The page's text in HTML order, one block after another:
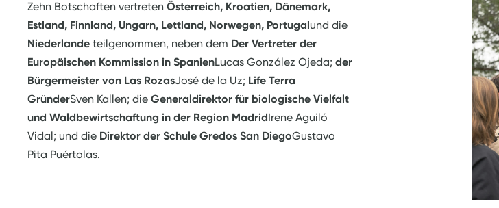
Zehn Botschaften vertreten Österreich, Kroatien, Dänemark,
Estland, Finnland, Ungarn, Lettland, Norwegen, Portugalund die
Niederlande teilgenommen, neben dem Der Vertreter der
Europäischen Kommission in SpanienLucas González Ojeda; der
Bürgermeister von Las RozasJosé de la Uz; Life Terra
GründerSven Kallen; die Generaldirektor für biologische Vielfalt
und Waldbewirtschaftung in der Region MadridIrene Aguiló
Vidal; und die Direktor der Schule Gredos San DiegoGustavo
Pita Puértolas.